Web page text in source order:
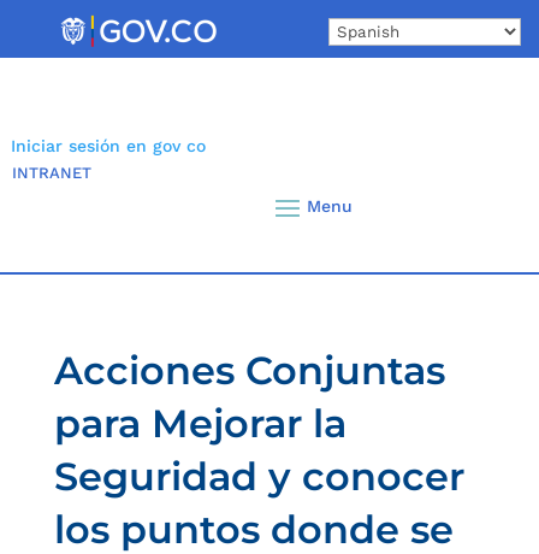
Iniciar sesión en gov co
INTRANET
Acciones Conjuntas
para Mejorar la
Seguridad y conocer
los puntos donde se